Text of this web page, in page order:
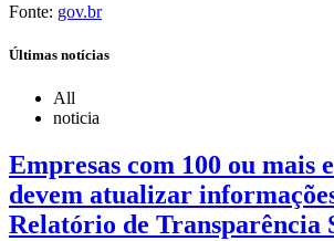
Fonte: gov.br
Últimas notícias
All
noticia
Empresas com 100 ou mais
devem atualizar
Relatório de Transparência